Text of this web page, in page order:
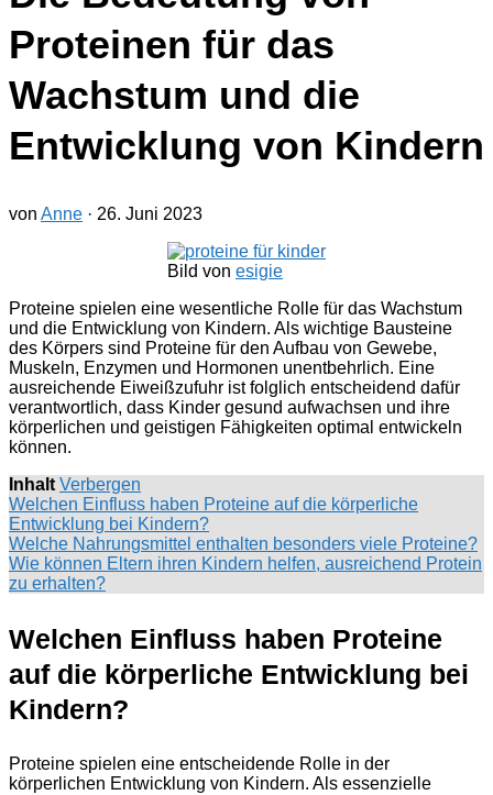
Proteinen für das
Wachstum und die
Entwicklung von Kindern
von Anne · 26. Juni 2023
Bild von esigie
Proteine spielen eine wesentliche Rolle für das Wachstum
und die Entwicklung von Kindern. Als wichtige Bausteine
des Körpers sind Proteine für den Aufbau von Gewebe,
Muskeln, Enzymen und Hormonen unentbehrlich. Eine
ausreichende Eiweißzufuhr ist folglich entscheidend dafür
verantwortlich, dass Kinder gesund aufwachsen und ihre
körperlichen und geistigen Fähigkeiten optimal entwickeln
können.
Inhalt Verbergen
Welchen Einfluss haben Proteine auf die körperliche
Entwicklung bei Kindern?
Welche Nahrungsmittel enthalten besonders viele Proteine?
Wie können Eltern ihren Kindern helfen, ausreichend Protein
zu erhalten?
Welchen Einfluss haben Proteine
auf die körperliche Entwicklung bei
Kindern?
Proteine spielen eine entscheidende Rolle in der
körperlichen Entwicklung von Kindern. Als essenzielle